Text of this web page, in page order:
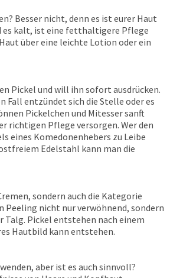
Besser nicht, denn es ist eurer Haut
es kalt, ist eine fetthaltigere Pflege
über eine leichte Lotion oder ein
Pickel und will ihn sofort ausdrücken.
Fall entzündet sich die Stelle oder es
Pickelchen und Mitesser sanft
richtigen Pflege versorgen. Wer den
eines Komedonenhebers zu Leibe
Edelstahl kann man die
sondern auch die Kategorie
Peeling nicht nur verwöhnend, sondern
Pickel entstehen nach einem
Hautbild kann entstehen.
aber ist es auch sinnvoll?